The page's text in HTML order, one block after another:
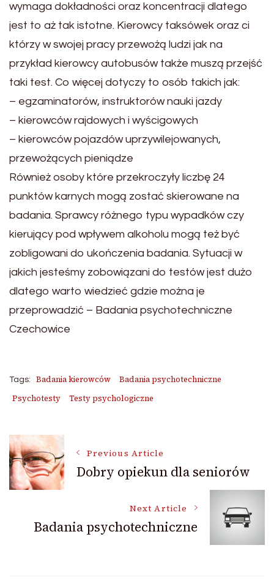
wymaga dokładności oraz koncentracji dlatego
jest to aż tak istotne. Kierowcy taksówek oraz ci
którzy w swojej pracy przewożą ludzi jak na
przykład kierowcy autobusów także muszą przejść
taki test. Co więcej dotyczy to osób takich jak:
– egzaminatorów, instruktorów nauki jazdy
– kierowców rajdowych i wyścigowych
– kierowców pojazdów uprzywilejowanych,
przewożących pieniądze
Również osoby które przekroczyły liczbę 24
punktów karnych mogą zostać skierowane na
badania. Sprawcy różnego typu wypadków czy
kierujący pod wpływem alkoholu mogą też być
zobligowani do ukończenia badania. Sytuacji w
jakich jesteśmy zobowiązani do testów jest dużo
dlatego warto wiedzieć gdzie można je
przeprowadzić – Badania psychotechniczne
Czechowice
Tags: Badania kierowców
Badania psychotechniczne
Psychotesty
Testy psychologiczne
Post
Navigation
Previous Article
Dobry opiekun dla seniorów
Next Article
Badania psychotechniczne